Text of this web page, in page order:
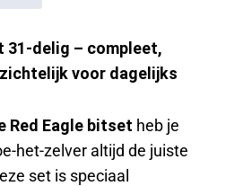
31-delig – compleet,
voor dagelijks
Red Eagle bitset heb je
het-zelver altijd de juiste
set is speciaal